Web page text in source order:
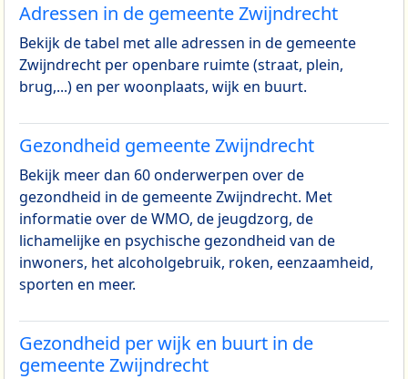
Adressen in de gemeente Zwijndrecht
Bekijk de tabel met alle adressen in de gemeente
Zwijndrecht per openbare ruimte (straat, plein,
brug,...) en per woonplaats, wijk en buurt.
Gezondheid gemeente Zwijndrecht
Bekijk meer dan 60 onderwerpen over de
gezondheid in de gemeente Zwijndrecht. Met
informatie over de WMO, de jeugdzorg, de
lichamelijke en psychische gezondheid van de
inwoners, het alcoholgebruik, roken, eenzaamheid,
sporten en meer.
Gezondheid per wijk en buurt in de
gemeente Zwijndrecht